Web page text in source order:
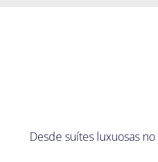
Desde suítes luxuosas no